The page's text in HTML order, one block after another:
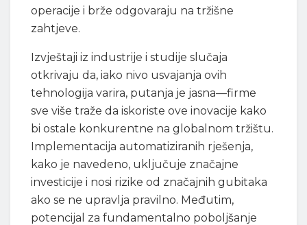
operacije i brže odgovaraju na tržišne
zahtjeve.
Izvještaji iz industrije i studije slučaja
otkrivaju da, iako nivo usvajanja ovih
tehnologija varira, putanja je jasna—firme
sve više traže da iskoriste ove inovacije kako
bi ostale konkurentne na globalnom tržištu.
Implementacija automatiziranih rješenja,
kako je navedeno, uključuje značajne
investicije i nosi rizike od značajnih gubitaka
ako se ne upravlja pravilno. Međutim,
potencijal za fundamentalno poboljšanje